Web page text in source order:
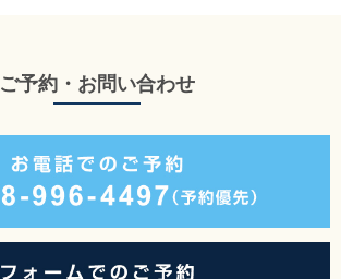
ご予約・お問い合わせ